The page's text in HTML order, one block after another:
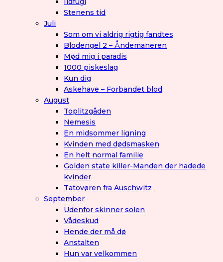
Stenens tid
Juli
Som om vi aldrig rigtig fandtes
Blodengel 2 – Åndemaneren
Mød mig i paradis
1000 piskeslag
Kun dig
Askehave – Forbandet blod
August
Toplitzgåden
Nemesis
En midsommer ligning
Kvinden med dødsmasken
En helt normal familie
Golden state killer-Manden der hadede
kvinder
Tatovøren fra Auschwitz
September
Udenfor skinner solen
Vådeskud
Hende der må dø
Anstalten
Hun var velkommen